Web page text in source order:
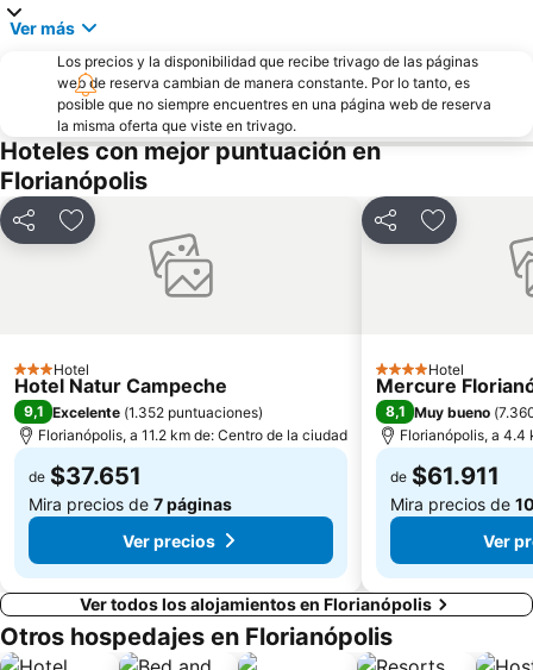
Cruz e Souza Palace
Guarda do Embaú
Ver más
Los precios y la disponibilidad que recibe trivago de las páginas
web de reserva cambian de manera constante. Por lo tanto, es
posible que no siempre encuentres en una página web de reserva
la misma oferta que viste en trivago.
Hoteles con mejor puntuación en
Florianópolis
CompartirAgregar a favoritos
3 Estrellas
Hotel
Hotel Natur Campeche
9,1 Excelente (1.352 puntuaciones)
Florianópolis, a 11.2 km de: Centro de la ciudad
de $37.651
Mira precios de 7 páginas
Ver precios
CompartirAgregar a
4 Estrellas
Hotel
Mercure
8,1 Muy bueno (
Florianópolis, a 4.4
de $61.911
Mira precios de
Ver
Ver todos los alojamientos en Florianópolis
Otros hospedajes en Florianópolis